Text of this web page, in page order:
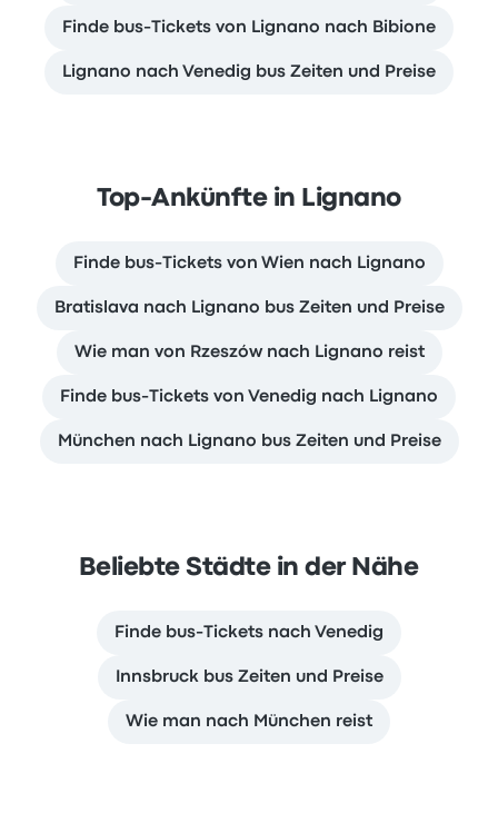
Finde bus-Tickets von Lignano nach Bibione
Lignano nach Venedig bus Zeiten und Preise
Top-Ankünfte in Lignano
Finde bus-Tickets von Wien nach Lignano
Bratislava nach Lignano bus Zeiten und Preise
Wie man von Rzeszów nach Lignano reist
Finde bus-Tickets von Venedig nach Lignano
München nach Lignano bus Zeiten und Preise
Beliebte Städte in der Nähe
Finde bus-Tickets nach Venedig
Innsbruck bus Zeiten und Preise
Wie man nach München reist